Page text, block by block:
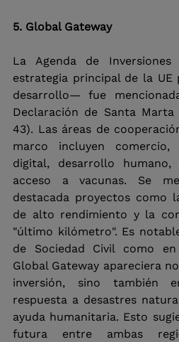
5. Global Gateway
La Agenda de
estrategia principal de la
desarrollo— fue
Declaración de Santa
43). Las áreas de
marco incluyen
digital, desarrollo humano,
acceso a vacunas. Se
destacada proyectos como
de alto rendimiento y la
"último kilómetro". Es
de Sociedad Civil como
Global Gateway apareciera
inversión, sino también
respuesta a desastres
ayuda humanitaria. Esto
futura entre ambas